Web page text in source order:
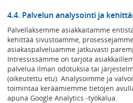
4.4. Palvelun analysointi ja
Palvellaksemme asiakkaitamme
kehittää sivustoamme,
asiakaspalveluamme jatkuvasti
Intressissämme on tarjota
palvelua ilman odotuksia tai
(oikeutettu etu). Analysoimme ja
toimintaa keräämiemme tietojen
apuna Google Analytics -työkalua.